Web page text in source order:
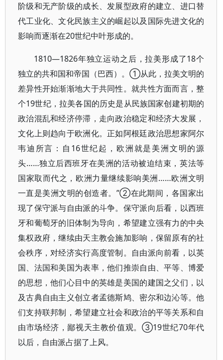
阶级和无产阶级的成长、发展型政府的建立、进口替
代工业化、文化民族主义的崛起以及国际先进文化的
影响而逐渐在20世纪中叶形成的。
1810—1826年独立运动之后，拉美形成了18个
独立的共和国和帝国（巴西）。①从此，拉美文明的
差异性开始渐渐地大于共同性。就共性方面而言，整
个19世纪，拉美各国的历史是从民族国家创建初期的
政治混乱和经济停滞，走向政治稳定和经济大发展，
文化上则趋向于欧洲化。正如阿根廷政治思想家阿尔
韦迪所言：自16世纪起，欧洲就是美洲文明的源
头……独立后西班牙在美洲的活动被迫结束，英法等
国家取而代之，欧洲力量继续影响美洲……欧洲文明
一直是美洲文明的创造者。”②在此期间，各国家出
现了保守派与自由派的斗争。保守派向后看，以西班
牙和葡萄牙的旧体制为导向，希望建立强有力的中央
集权政府，继续由天主教会施加影响，保留原有的社
会秩序，对经济实行高度管制。自由派向前看，以英
国、法国和美国为表率，他们推崇自由、平等、博爱
的思想，他们心目中的英雄是美国的建国之父们，以
及古典自由主义创立者孟德斯鸠、密尔和边沁等。他
们支持联邦制，希望建立社会和政治的平等关系和自
由市场经济，鄙视天主教价值观。③19世纪70年代
以后，自由派占据了上风。